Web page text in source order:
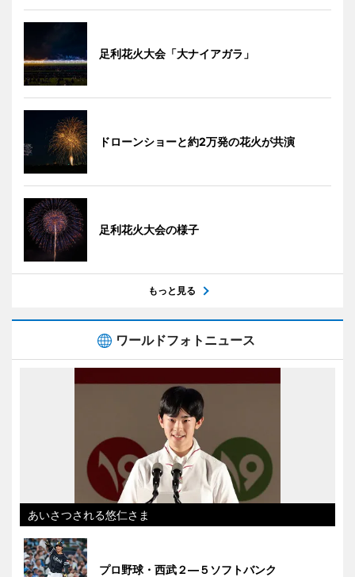
足利花火大会「大ナイアガラ」
ドローンショーと約2万発の花火が共演
足利花火大会の様子
もっと見る
ワールドフォトニュース
あいさつされる悠仁さま
プロ野球・西武２―５ソフトバンク